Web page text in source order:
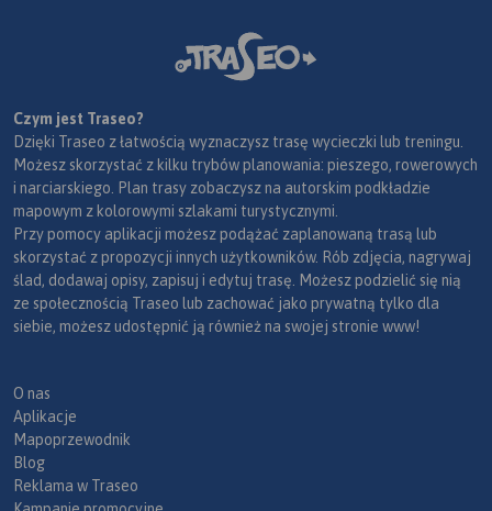
Czym jest Traseo?
Dzięki Traseo z łatwością wyznaczysz trasę wycieczki lub treningu.
Możesz skorzystać z kilku trybów planowania: pieszego, rowerowych
i narciarskiego. Plan trasy zobaczysz na autorskim podkładzie
mapowym z kolorowymi szlakami turystycznymi.
Przy pomocy aplikacji możesz podążać zaplanowaną trasą lub
skorzystać z propozycji innych użytkowników. Rób zdjęcia, nagrywaj
ślad, dodawaj opisy, zapisuj i edytuj trasę. Możesz podzielić się nią
ze społecznością Traseo lub zachować jako prywatną tylko dla
siebie, możesz udostępnić ją również na swojej stronie www!
O nas
Aplikacje
Mapoprzewodnik
Blog
Reklama w Traseo